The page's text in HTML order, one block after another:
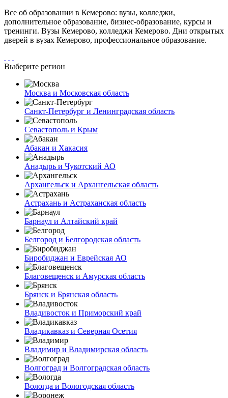
Все об образовании в Кемерово: вузы, колледжи,
дополнительное образование, бизнес-образование, курсы и
тренинги. Вузы Кемерово, колледжи Кемерово. Дни открытых
дверей в вузах Кемерово, профессиональное образование.
Выберите регион
Москва и Московская область
Санкт-Петербург и Ленинградская область
Севастополь и Крым
Абакан и Хакасия
Анадырь и Чукотский АО
Архангельск и Архангельская область
Астрахань и Астраханская область
Барнаул и Алтайский край
Белгород и Белгородская область
Биробиджан и Еврейская АО
Благовещенск и Амурская область
Брянск и Брянская область
Владивосток и Приморский край
Владикавказ и Северная Осетия
Владимир и Владимирская область
Волгоград и Волгоградская область
Вологда и Вологодская область